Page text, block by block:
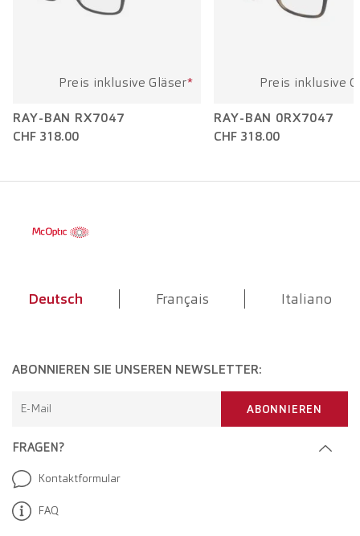
Preis inklusive Gläser*
RAY-BAN RX7047
CHF 318.00
Preis inklusive
RAY-BAN 0RX7047
CHF 318.00
Deutsch Français Italiano
FRAGEN?
Kontaktformular
FAQ
ABONNIEREN SIE UNSEREN NEWSLETTER:
E-Mail ABONNIEREN